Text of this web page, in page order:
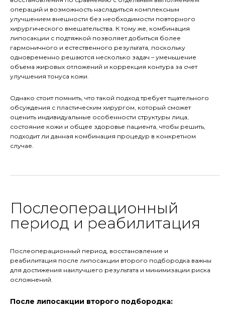
операций и возможность насладиться комплексным
улучшением внешности без необходимости повторного
хирургического вмешательства. К тому же, комбинация
липосакции с подтяжкой позволяет добиться более
гармоничного и естественного результата, поскольку
одновременно решаются несколько задач – уменьшение
объема жировых отложений и коррекция контура за счет
улучшения тонуса кожи.
Однако стоит помнить, что такой подход требует тщательного
обсуждения с пластическим хирургом, который сможет
оценить индивидуальные особенности структуры лица,
состояние кожи и общее здоровье пациента, чтобы решить,
подходит ли данная комбинация процедур в конкретном
случае.
Послеоперационный
период и реабилитация
Послеоперационный период, восстановление и
реабилитация после липосакции второго подбородка важны
для достижения наилучшего результата и минимизации риска
осложнений.
После липосакции второго подбородка: